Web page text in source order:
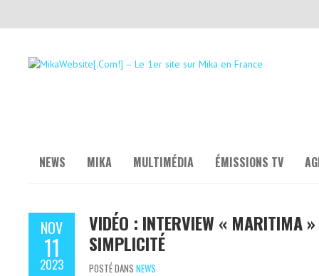
NEWS MIKA MULTIMÉDIA ÉMISSIONS TV
NOV
11
2023
VIDÉO : INTERVIEW « MARITIMA
SIMPLICITÉ
POSTÉ DANS NEWS